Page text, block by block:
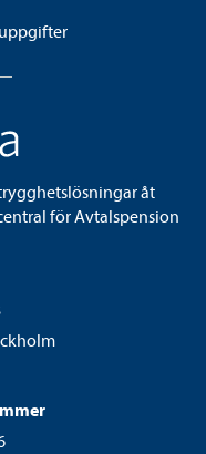
åt
för Avtalspension